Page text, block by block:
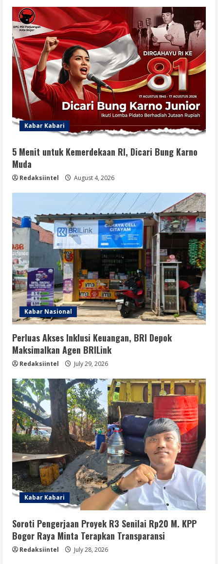
Kabar Kabari
5 Menit untuk Kemerdekaan RI, Dicari Bung Karno
Muda
Redaksiintel August 4, 2026
Kabar Nasional
Perluas Akses Inklusi Keuangan, BRI Depok
Maksimalkan Agen BRILink
Redaksiintel July 29, 2026
Kabar Kabari
Soroti Pengerjaan Proyek R3 Senilai Rp20 M. KPP
Bogor Raya Minta Terapkan Transparansi
Redaksiintel July 28, 2026